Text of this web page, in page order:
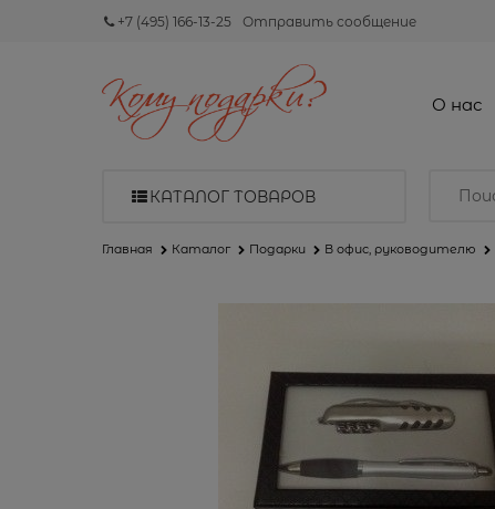
+7 (495) 166-13-25 Отправить сообщение
О нас
КАТАЛОГ ТОВАРОВ
Главная Каталог Подарки В офис, руководителю